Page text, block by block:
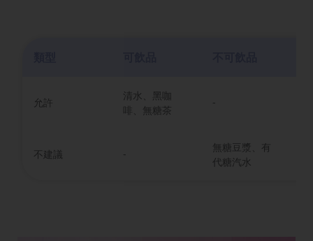
允許
清水、黑咖
啡、無糖茶
-
不建議 -
無糖豆漿、有
代糖汽水